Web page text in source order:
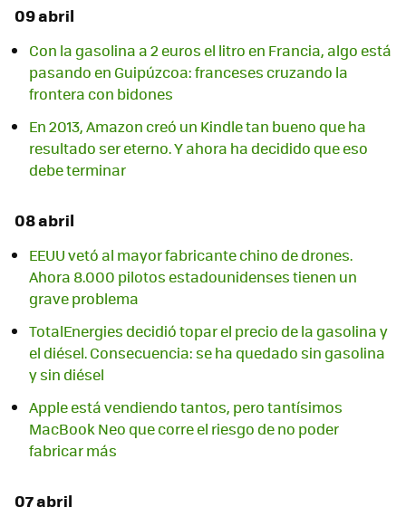
09 abril
Con la gasolina a 2 euros el litro en Francia, algo está
pasando en Guipúzcoa: franceses cruzando la
frontera con bidones
En 2013, Amazon creó un Kindle tan bueno que ha
resultado ser eterno. Y ahora ha decidido que eso
debe terminar
08 abril
EEUU vetó al mayor fabricante chino de drones.
Ahora 8.000 pilotos estadounidenses tienen un
grave problema
TotalEnergies decidió topar el precio de la gasolina y
el diésel. Consecuencia: se ha quedado sin gasolina
y sin diésel
Apple está vendiendo tantos, pero tantísimos
MacBook Neo que corre el riesgo de no poder
fabricar más
07 abril